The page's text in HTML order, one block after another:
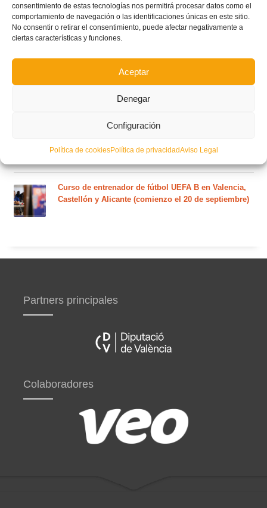
consentimiento de estas tecnologías nos permitirá procesar datos como el
comportamiento de navegación o las identificaciones únicas en este sitio.
No consentir o retirar el consentimiento, puede afectar negativamente a
ciertas características y funciones.
Aceptar
Denegar
Configuración
Política de cookiesPolítica de privacidadAviso Legal
El calendario del grupo VI de Tercera Federación
RFEF para la temporada 2026/27 se sorteará el
Nuevo curso de Entrenador de fútbol Licencia UEFA
C que comenzará en noviembre 2026 (agotadas las
territoriales de fútbol sala 2026-2027
Curso de entrenador de fútbol UEFA B en Valencia,
Castellón y Alicante (comienzo el 20 de septiembre)
Partners principales
Colaboradores